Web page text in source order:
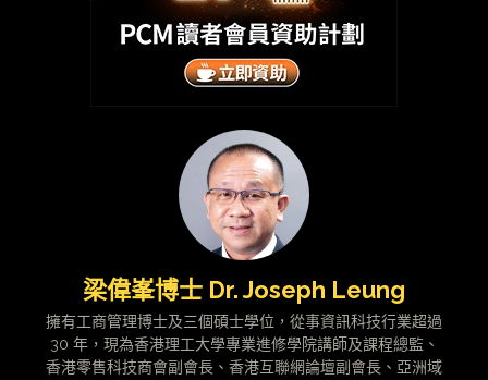
梁偉峯博士 Dr. Joseph Leung
擁有工商管理博士及三個碩士學位，從事資訊科技行業超過
30 年，現為香港理工大學專業進修學院講師及課程總監、
香港零售科技商會副會長、香港互聯網論壇副會長、亞洲域